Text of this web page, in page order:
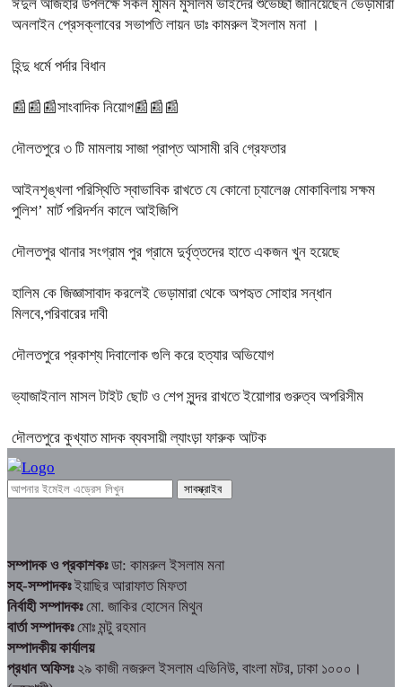
ঈদুল আজহার উপলক্ষে সকল মুমিন মুসলিম ভাইদের শুভেচ্ছা জানিয়েছেন ভেড়ামারা
অনলাইন প্রেসক্লাবের সভাপতি লায়ন ডাঃ কামরুল ইসলাম মনা ।
হিন্দু ধর্মে পর্দার বিধান
📰📰📰সাংবাদিক নিয়োগ📰📰📰
দৌলতপুরে ৩ টি মামলায় সাজা প্রাপ্ত আসামী রবি গ্রেফতার
আইনশৃঙ্খলা পরিস্থিতি স্বাভাবিক রাখতে যে কোনো চ্যালেঞ্জ মোকাবিলায় সক্ষম
পুলিশ’ মার্ট পরিদর্শন কালে আইজিপি
দৌলতপুর থানার সংগ্রাম পুর গ্রামে দুর্বৃত্তদের হাতে একজন খুন হয়েছে
হালিম কে জিজ্ঞাসাবাদ করলেই ভেড়ামারা থেকে অপহৃত সোহার সন্ধান
মিলবে,পরিবারের দাবী
দৌলতপুরে প্রকাশ্য দিবালোক গুলি করে হত্যার অভিযোগ
ভ্যাজাইনাল মাসল টাইট ছোট ও শেপ সুন্দর রাখতে ইয়োগার গুরুত্ব অপরিসীম
দৌলতপুরে কুখ্যাত মাদক ব্যবসায়ী ল্যাংড়া ফারুক আটক
সম্পাদক ও প্রকাশকঃডা: কামরুল ইসলাম মনা
সহ-সম্পাদকঃইয়াছির আরাফাত মিফতা
নির্বাহী সম্পাদকঃমো. জাকির হোসেন মিথুন
বার্তা সম্পাদকঃমোঃ মন্টু রহমান
সম্পাদকীয় কার্যালয়
প্রধান অফিসঃ২৯ কাজী নজরুল ইসলাম এভিনিউ, বাংলা মটর, ঢাকা ১০০০।